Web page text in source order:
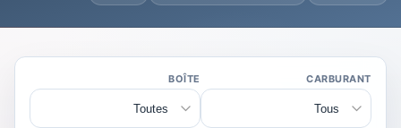
CARBURANT
BOÎTE